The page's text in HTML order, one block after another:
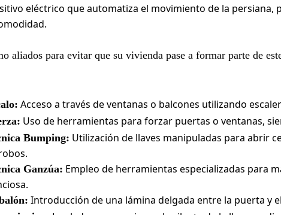
eléctrico que automatiza el movimiento de la
aliados para evitar que su vivienda pase a formar parte de
Acceso a través de ventanas o balcones utilizando
Uso de herramientas para forzar puertas o ventanas,
Bumping: Utilización de llaves manipuladas para abrir
Ganzúa: Empleo de herramientas especializadas para
Introducción de una lámina delgada entre la puerta y